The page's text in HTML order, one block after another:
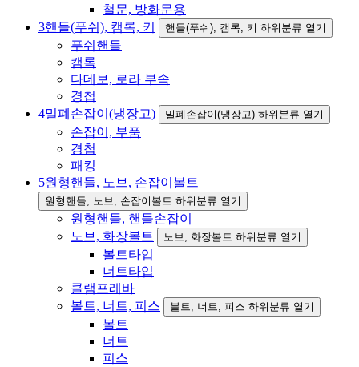
철문, 방화문용
3핸들(푸쉬), 캠록, 키 핸들(푸쉬), 캠록, 키 하위분류 열기
푸쉬핸들
캠록
다데보, 로라 부속
경첩
4밀폐손잡이(냉장고) 밀폐손잡이(냉장고) 하위분류 열기
손잡이, 부품
경첩
패킹
5원형핸들, 노브, 손잡이볼트
원형핸들, 노브, 손잡이볼트 하위분류 열기
원형핸들, 핸들손잡이
노브, 화장볼트
노브, 화장볼트 하위분류 열기
볼트타입
너트타입
클램프레바
볼트, 너트, 피스
볼트, 너트, 피스 하위분류 열기
볼트
너트
피스